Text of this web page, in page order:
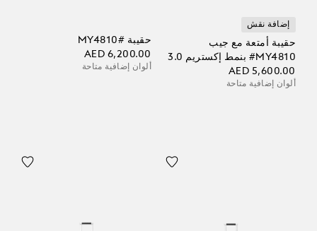
إضافة نقش
حقيبة أمتعة مع جيب
‎#MY4810 بنمط إكستريم 3.0
AED 5,600.00
ألوان إضافية متاحة
حقيبة #MY4810
AED 6,200.00
ألوان إضافية متاحة